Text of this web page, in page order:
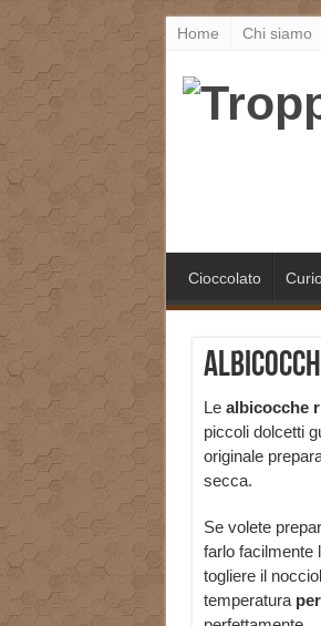
Home Chi siamo
Cioccolato
Le albicocche
piccoli dolcetti
originale
secca.
Se volete
farlo facilmente
togliere il
temperatura